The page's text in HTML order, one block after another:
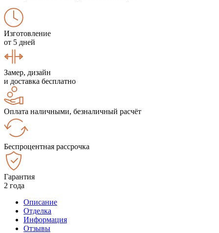
Изготовление
от 5 дней
Замер, дизайн
и доставка бесплатно
Оплата наличными, безналичный расчёт
Беспроцентная рассрочка
Гарантия
2 года
Описание
Отделка
Информация
Отзывы